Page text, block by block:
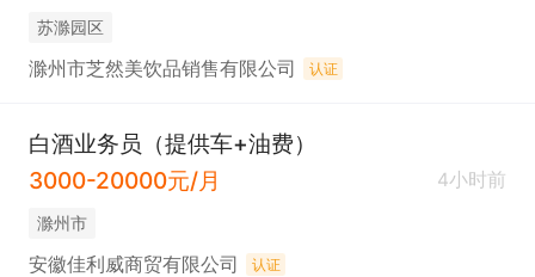
苏滁园区
滁州市芝然美饮品销售有限公司 认证
白酒业务员（提供车+油费）
3000-20000元/月
4小时前
滁州市
安徽佳利威商贸有限公司 认证